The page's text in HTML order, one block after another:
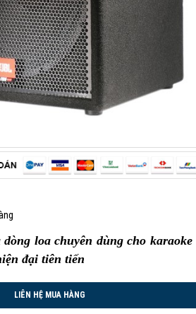
loa chuyên dùng cho karaoke
đại tiên tiến